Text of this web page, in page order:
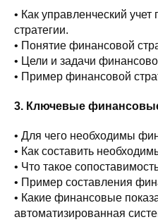
• Как управленческий
стратегии.
• Понятие финансовой
• Цели и задачи
• Пример финансовой
3. Ключевые финансовые
• Для чего необходимы
• Как составить
• Что такое
• Пример составления
• Какие финансовые
автоматизированная